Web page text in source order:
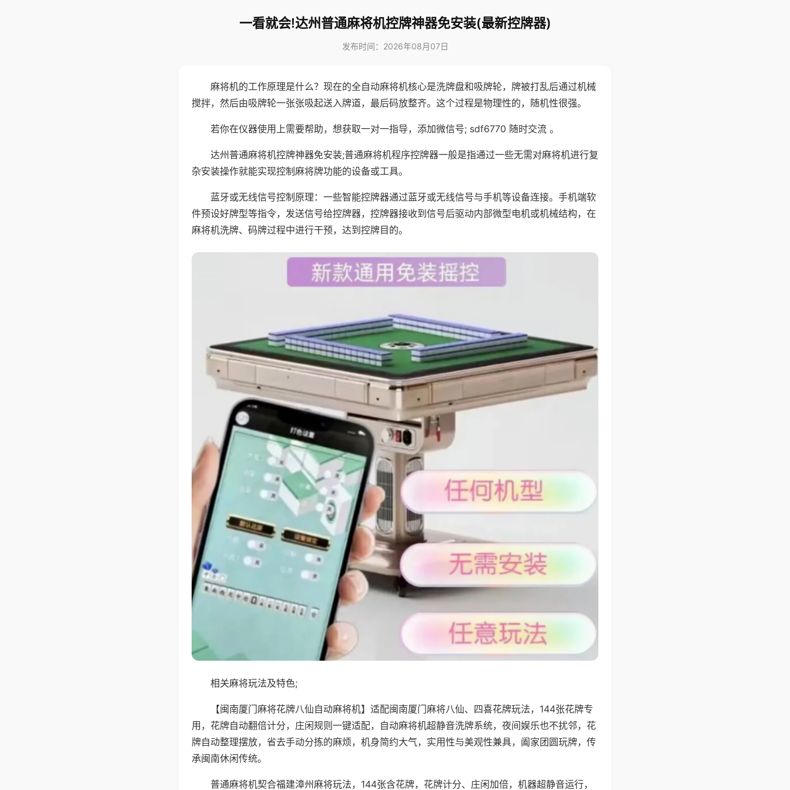
一看就会!达州普通麻将机控牌神器免安装(最新控牌器)
发布时间：2026年08月07日
麻将机的工作原理是什么？现在的全自动麻将机核心是洗牌盘和吸牌轮，牌被打乱后通过机械
搅拌，然后由吸牌轮一张张吸起送入牌道，最后码放整齐。这个过程是物理性的，随机性很强。
若你在仪器使用上需要帮助，想获取一对一指导，添加微信号; sdf6770 随时交流 。
达州普通麻将机控牌神器免安装;普通麻将机程序控牌器一般是指通过一些无需对麻将机进行复
杂安装操作就能实现控制麻将牌功能的设备或工具。
蓝牙或无线信号控制原理：一些智能控牌器通过蓝牙或无线信号与手机等设备连接。手机端软
件预设好牌型等指令，发送信号给控牌器，控牌器接收到信号后驱动内部微型电机或机械结构，在
麻将机洗牌、码牌过程中进行干预，达到控牌目的。
相关麻将玩法及特色;
【闽南厦门麻将花牌八仙自动麻将机】适配闽南厦门麻将八仙、四喜花牌玩法，144张花牌专
用，花牌自动翻倍计分，庄闲规则一键适配，自动麻将机超静音洗牌系统，夜间娱乐也不扰邻，花
牌自动整理摆放，省去手动分拣的麻烦，机身简约大气，实用性与美观性兼具，阖家团圆玩牌，传
承闽南休闲传统。
普通麻将机契合福建漳州麻将玩法，144张含花牌，花牌计分、庄闲加倍，机器超静音运行，